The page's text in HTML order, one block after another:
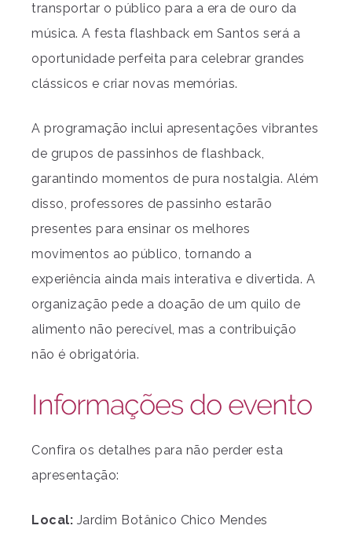
transportar o público para a era de ouro da
música. A festa flashback em Santos será a
oportunidade perfeita para celebrar grandes
clássicos e criar novas memórias.
A programação inclui apresentações vibrantes
de grupos de passinhos de flashback,
garantindo momentos de pura nostalgia. Além
disso, professores de passinho estarão
presentes para ensinar os melhores
movimentos ao público, tornando a
experiência ainda mais interativa e divertida. A
organização pede a doação de um quilo de
alimento não perecível, mas a contribuição
não é obrigatória.
Informações do evento
Confira os detalhes para não perder esta
apresentação:
Local: Jardim Botânico Chico Mendes